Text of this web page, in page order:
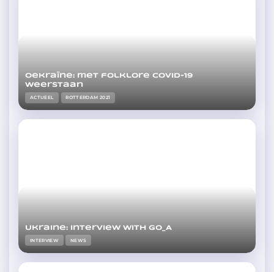
Oekraïne: met folklore COVID-19
weerstaan
ACTUEEL ROTTERDAM 2021
Ukraine: Interview with Go_A
INTERVIEW NEWS